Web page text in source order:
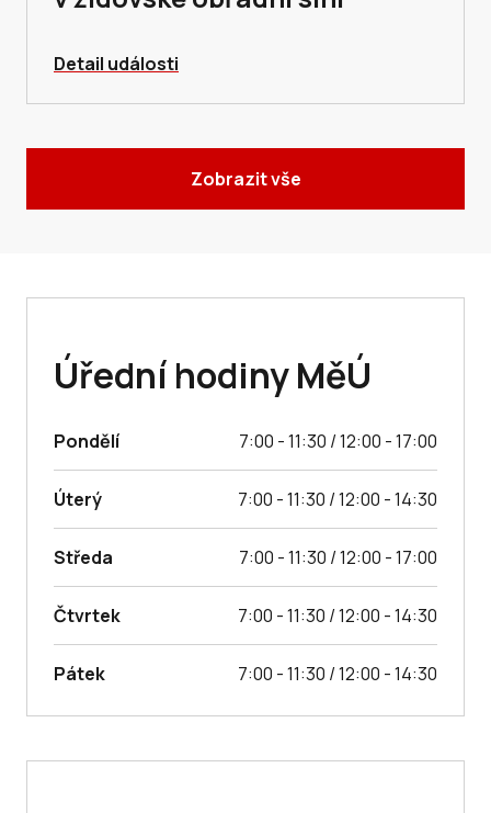
Detail události
Zobrazit vše
Úřední hodiny MěÚ
Pondělí 7:00 - 11:30 / 12:00 - 17:00
Úterý 7:00 - 11:30 / 12:00 - 14:30
Středa 7:00 - 11:30 / 12:00 - 17:00
Čtvrtek 7:00 - 11:30 / 12:00 - 14:30
Pátek 7:00 - 11:30 / 12:00 - 14:30